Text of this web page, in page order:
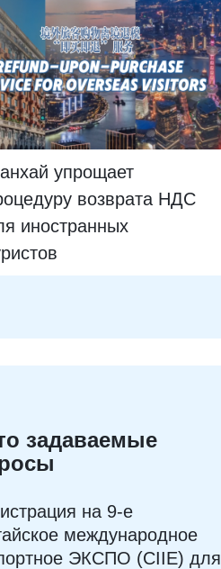
упрощает
возврата НДС
иностранных
задаваемые
на 9-е
международное
ЭКСПО (CIIE) для